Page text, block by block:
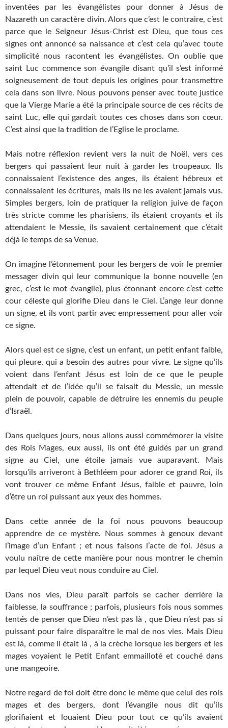
inventées par les évangélistes pour donner à Jésus de
Nazareth un caractère divin. Alors que c’est le contraire, c’est
parce que le Seigneur Jésus-Christ est Dieu, que tous ces
signes ont annoncé sa naissance et c’est cela qu’avec toute
simplicité nous racontent les évangélistes. On oublie que
saint Luc commence son évangile disant qu’il s’est informé
soigneusement de tout depuis les origines pour transmettre
cela dans son livre. Nous pouvons penser avec toute justice
que la Vierge Marie a été la principale source de ces récits de
saint Luc, elle qui gardait toutes ces choses dans son cœur.
C’est ainsi que la tradition de l’Eglise le proclame.
Mais notre réflexion revient vers la nuit de Noël, vers ces
bergers qui passaient leur nuit à garder les troupeaux. Ils
connaissaient l’existence des anges, ils étaient hébreux et
connaissaient les écritures, mais ils ne les avaient jamais vus.
Simples bergers, loin de pratiquer la religion juive de façon
très stricte comme les pharisiens, ils étaient croyants et ils
attendaient le Messie, ils savaient certainement que c’était
déjà le temps de sa Venue.
On imagine l’étonnement pour les bergers de voir le premier
messager divin qui leur communique la bonne nouvelle (en
grec, c’est le mot évangile), plus étonnant encore c’est cette
cour céleste qui glorifie Dieu dans le Ciel. L’ange leur donne
un signe, et ils vont partir avec empressement pour aller voir
ce signe.
Alors quel est ce signe, c’est un enfant, un petit enfant faible,
qui pleure, qui a besoin des autres pour vivre. Le signe qu’ils
voient dans l’enfant Jésus est loin de ce que le peuple
attendait et de l’idée qu’il se faisait du Messie, un messie
plein de pouvoir, capable de détruire les ennemis du peuple
d’Israël.
Dans quelques jours, nous allons aussi commémorer la visite
des Rois Mages, eux aussi, ils ont été guidés par un grand
signe au Ciel, une étoile jamais vue auparavant. Mais
lorsqu’ils arriveront à Bethléem pour adorer ce grand Roi, ils
vont trouver ce même Enfant Jésus, faible et pauvre, loin
d’être un roi puissant aux yeux des hommes.
Dans cette année de la foi nous pouvons beaucoup
apprendre de ce mystère. Nous sommes à genoux devant
l’image d’un Enfant ; et nous faisons l’acte de foi. Jésus a
voulu naître de cette manière pour nous montrer le chemin
par lequel Dieu veut nous conduire au Ciel.
Dans nos vies, Dieu paraît parfois se cacher derrière la
faiblesse, la souffrance ; parfois, plusieurs fois nous sommes
tentés de penser que Dieu n’est pas là , que Dieu n’est pas si
puissant pour faire disparaître le mal de nos vies. Mais Dieu
est là, comme Il était là , à la crèche lorsque les bergers et les
mages voyaient le Petit Enfant emmailloté et couché dans
une mangeoire.
Notre regard de foi doit être donc le même que celui des rois
mages et des bergers, dont l’évangile nous dit qu’ils
glorifiaient et louaient Dieu pour tout ce qu’ils avaient